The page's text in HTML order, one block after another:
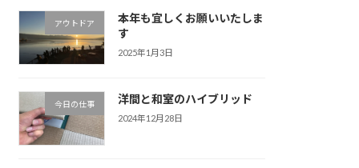
アウトドア
本年も宜しくお願いいたしま
す
2025年1月3日
今日の仕事 洋間と和室のハイブリッド
2024年12月28日